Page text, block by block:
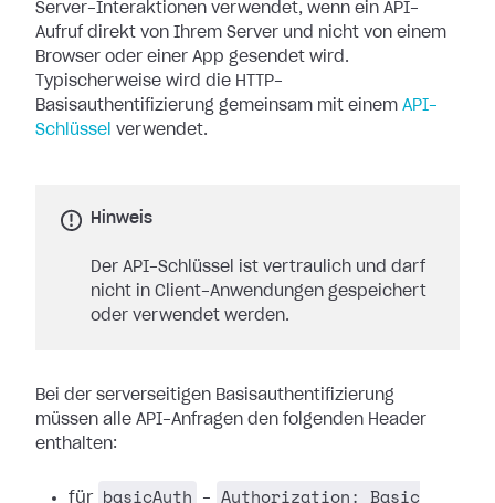
Server-Interaktionen verwendet, wenn ein API-
Aufruf direkt von Ihrem Server und nicht von einem
Browser oder einer App gesendet wird.
Typischerweise wird die HTTP-
Basisauthentifizierung gemeinsam mit einem API-
Schlüssel verwendet.
Hinweis
Der API-Schlüssel ist vertraulich und darf
nicht in Client-Anwendungen gespeichert
oder verwendet werden.
Bei der serverseitigen Basisauthentifizierung
müssen alle API-Anfragen den folgenden Header
enthalten:
für basicAuth –
Authorization: Basic